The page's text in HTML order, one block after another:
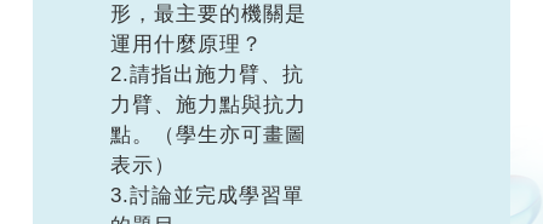
形，最主要的機關是
運用什麼原理？
2.請指出施力臂、抗
力臂、施力點與抗力
點。（學生亦可畫圖
表示）
3.討論並完成學習單